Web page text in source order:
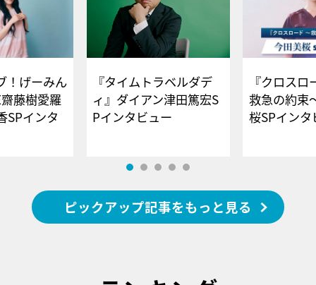
！げーみん
藤樹愛羅
SPインタ
『タイムトラベルダデ
ィ』ダイアン津田篤宏S
Pインタビュー
『クロス
救急の約束
桜SPイ
ピックアップ記事をもっと見る